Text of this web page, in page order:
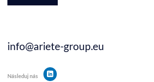
info@ariete-group.eu
Následuj nás